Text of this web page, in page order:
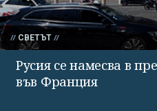
СВЕТЪТ
Русия се намесва в
във Франция